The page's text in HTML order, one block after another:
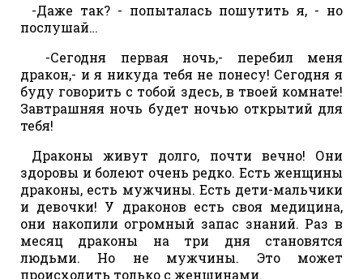
-Даже так? - попыталась пошутить я, - но
послушай…
-Сегодня первая ночь,- перебил меня
дракон,- и я никуда тебя не понесу! Сегодня я
буду говорить с тобой здесь, в твоей комнате!
Завтрашняя ночь будет ночью открытий для
тебя!
Драконы живут долго, почти вечно! Они
здоровы и болеют очень редко. Есть женщины
драконы, есть мужчины. Есть дети-мальчики
и девочки! У драконов есть своя медицина,
они накопили огромный запас знаний. Раз в
месяц драконы на три дня становятся
людьми. Но не мужчины. Это может
происходить только с женщинами.